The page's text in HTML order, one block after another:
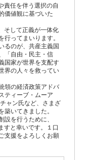
責任を伴う選択の自
価値観に基づいた
そして正義が一体化
ってまいります。
るのが、共産主義国
「自由・民主・信
国家が世界を支配す
界の人々を救ってい
領の経済政策アドバ
ティーブ・ムーア
ャン氏など、さまざ
いてきました。
を行うために、
すと幸いです。１口
支援をよろしくお願